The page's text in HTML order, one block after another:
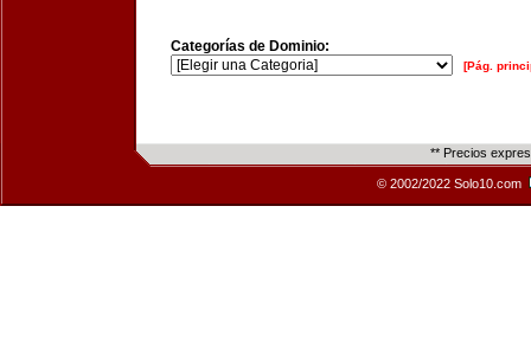
Categorías de Dominio:
[Pág.
** Precios
© 2002/2022 Solo10.com